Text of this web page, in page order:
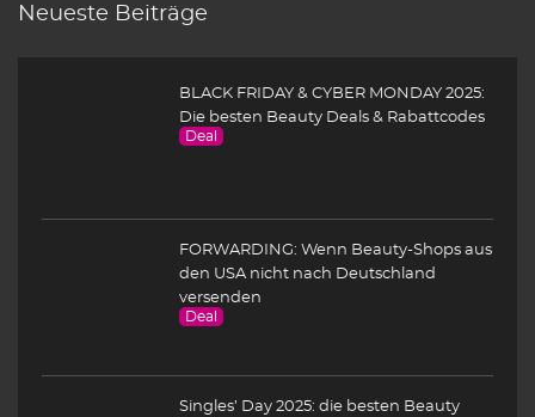
Neueste Beiträge
BLACK FRIDAY & CYBER MONDAY 2025:
Die besten Beauty Deals & Rabattcodes
Deal
FORWARDING: Wenn Beauty-Shops aus
den USA nicht nach Deutschland
versenden
Deal
Singles’ Day 2025: die besten Beauty